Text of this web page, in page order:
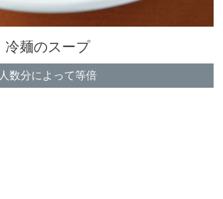
冷麺のスープ
人数分によって等倍